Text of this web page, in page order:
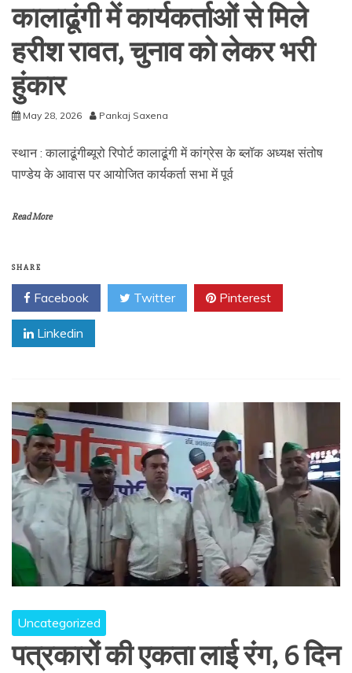
कालाढूंगी में कार्यकर्ताओं से मिले
हरीश रावत, चुनाव को लेकर भरी
हुंकार
May 28, 2026 Pankaj Saxena
स्थान : कालाढूंगीब्यूरो रिपोर्ट कालाढूंगी में कांग्रेस के ब्लॉक अध्यक्ष संतोष
पाण्डेय के आवास पर आयोजित कार्यकर्ता सभा में पूर्व
Read More
SHARE
Facebook Twitter Pinterest
Linkedin
Uncategorized
पत्रकारों की एकता लाई रंग, 6 दिन